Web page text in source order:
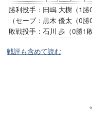
勝利投手：田嶋 大樹（1勝
（セーブ：黒木 優太（0勝
敗戦投手：石川 歩（0勝1敗
戦評も含めて読む